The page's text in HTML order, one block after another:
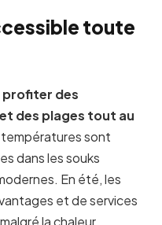
toute
profiter des
des plages tout au
températures sont
dans les souks
En été, les
et de services
la chaleur.